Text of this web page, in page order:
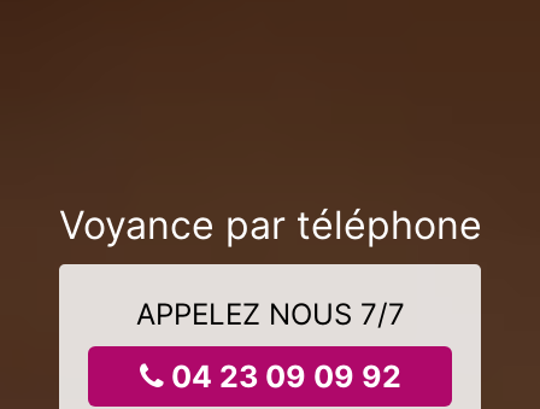
Voyance par téléphone
APPELEZ NOUS 7/7
04 23 09 09 92